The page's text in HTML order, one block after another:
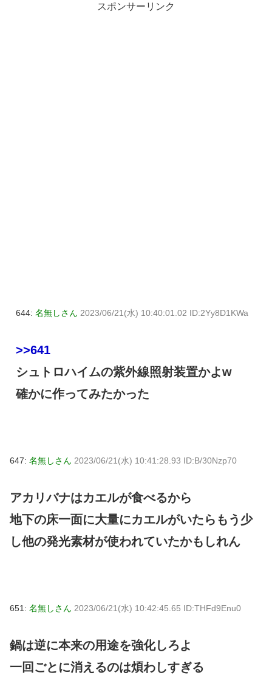
スポンサーリンク
644: 名無しさん 2023/06/21(水) 10:40:01.02 ID:2Yy8D1KWa
>>641
シュトロハイムの紫外線照射装置かよw
確かに作ってみたかった
647: 名無しさん 2023/06/21(水) 10:41:28.93 ID:B/30Nzp70
アカリバナはカエルが食べるから
地下の床一面に大量にカエルがいたらもう少
し他の発光素材が使われていたかもしれん
651: 名無しさん 2023/06/21(水) 10:42:45.65 ID:THFd9Enu0
鍋は逆に本来の用途を強化しろよ
一回ごとに消えるのは煩わしすぎる